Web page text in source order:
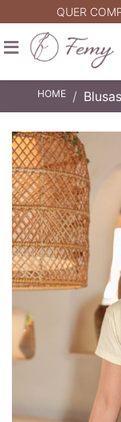
QUER
HOME Blusas